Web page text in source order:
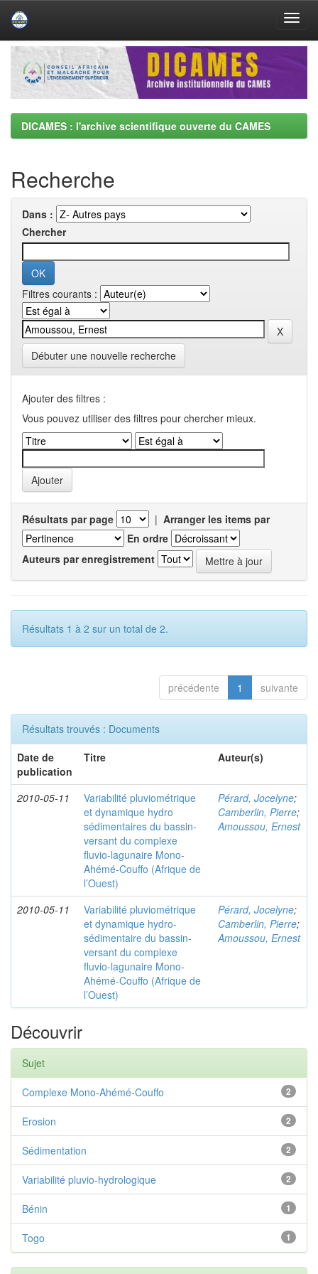
Skip
navigation
DICAMES : l'archive scientifique ouverte du CAMES
Recherche
Dans :
Chercher
Filtres courants :
Débuter une nouvelle recherche
Ajouter des filtres :
Vous pouvez utiliser des filtres pour chercher mieux.
Résultats par page | Arranger les items par
En ordre
Auteurs par enregistrement
Résultats 1 à 2 sur un total de 2.
précédente 1 suivante
Résultats trouvés : Documents
Date de
publication
Titre Auteur(s)
2010-05-11
Variabilité pluviométrique
et dynamique hydro
sédimentaires du bassin-
versant du complexe
fluvio-lagunaire Mono-
Ahémé-Couffo (Afrique de
l’Ouest)
Pérard, Jocelyne;
Camberlin, Pierre;
Amoussou, Ernest
2010-05-11
Variabilité pluviométrique
et dynamique hydro-
sédimentaire du bassin-
versant du complexe
fluvio-lagunaire Mono-
Ahémé-Couffo (Afrique de
l’Ouest)
Pérard, Jocelyne;
Camberlin, Pierre;
Amoussou, Ernest
Découvrir
Sujet
2
Complexe Mono-Ahémé-Couffo
2
Erosion
2
Sédimentation
2
Variabilité pluvio-hydrologique
1
Bénin
1
Togo